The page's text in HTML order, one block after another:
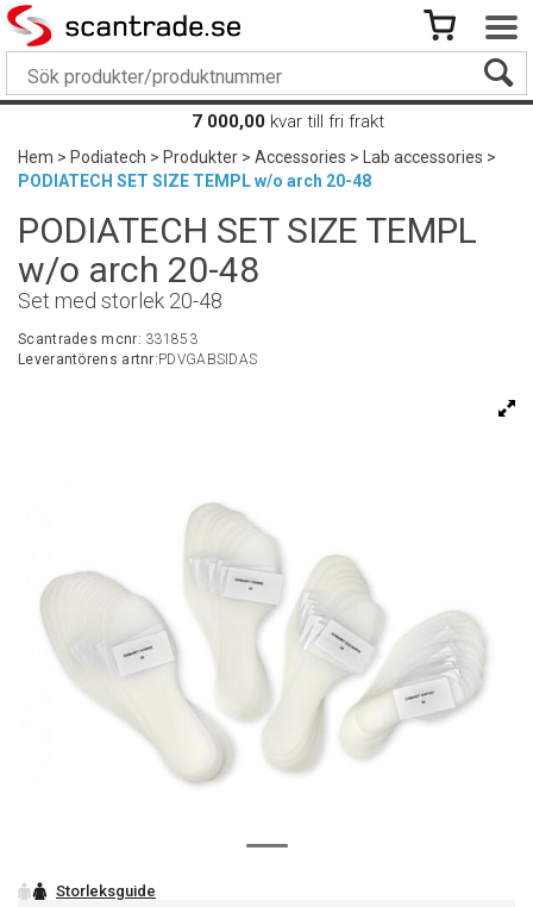
7 000,00 kvar till fri frakt
Hem>Podiatech>Produkter>Accessories> Lab accessories>
PODIATECH SET SIZE TEMPL w/o arch 20-48
PODIATECH SET SIZE TEMPL
w/o arch 20-48
Set med storlek 20-48
Scantrades mcnr: 331853
Leverantörens artnr:PDVGABSIDAS